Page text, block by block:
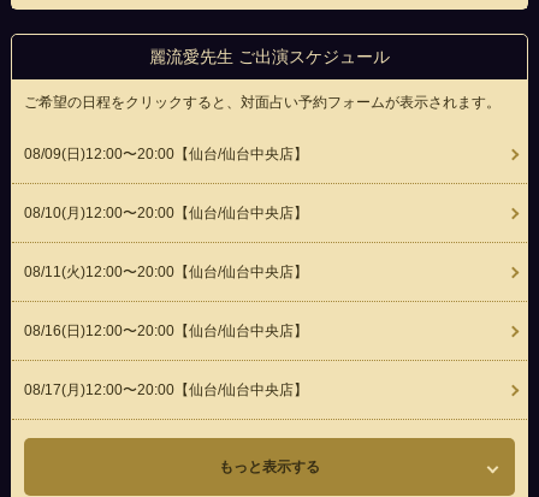
麗流愛先生 ご出演スケジュール
ご希望の日程をクリックすると、対面占い予約フォームが表示されます。
08/09(日 )12:00〜20:00【仙台/仙台中央店】
08/10(月 )12:00〜20:00【仙台/仙台中央店】
08/11(火)12:00〜20:00【仙台/仙台中央店】
08/16(日 )12:00〜20:00【仙台/仙台中央店】
08/17(月 )12:00〜20:00【仙台/仙台中央店】
もっと表示する